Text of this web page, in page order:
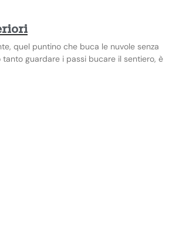
quel puntino che buca le nuvole senza
guardare i passi bucare il sentiero, è